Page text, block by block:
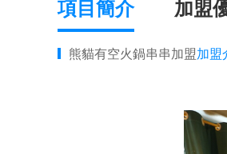
項目簡介 加盟
熊貓有空火鍋串串加盟加盟